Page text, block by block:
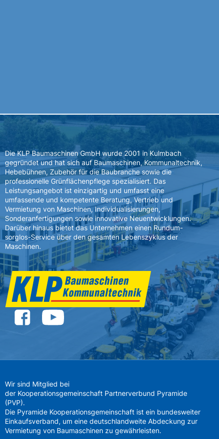
Die KLP Baumaschinen GmbH wurde 2001 in Kulmbach
gegründet und hat sich auf Baumaschinen, Kommunaltechnik,
Hebebühnen, Zubehör für die Baubranche sowie die
professionelle Grünflächenpflege spezialisiert. Das
Leistungsangebot ist einzigartig und umfasst eine
umfassende und kompetente Beratung, Vertrieb und
Vermietung von Maschinen, Individualisierungen,
Sonderanfertigungen sowie innovative Neuentwicklungen.
Darüber hinaus bietet das Unternehmen einen Rundum-
sorglos-Service über den gesamten Lebenszyklus der
Maschinen.
Wir sind Mitglied bei
der Kooperationsgemeinschaft Partnerverbund Pyramide
(PVP).
Die Pyramide Kooperationsgemeinschaft ist ein bundesweiter
Einkaufsverband, um eine deutschlandweite Abdeckung zur
Vermietung von Baumaschinen zu gewährleisten.